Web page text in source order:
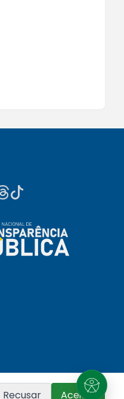
Recusar Aceitar